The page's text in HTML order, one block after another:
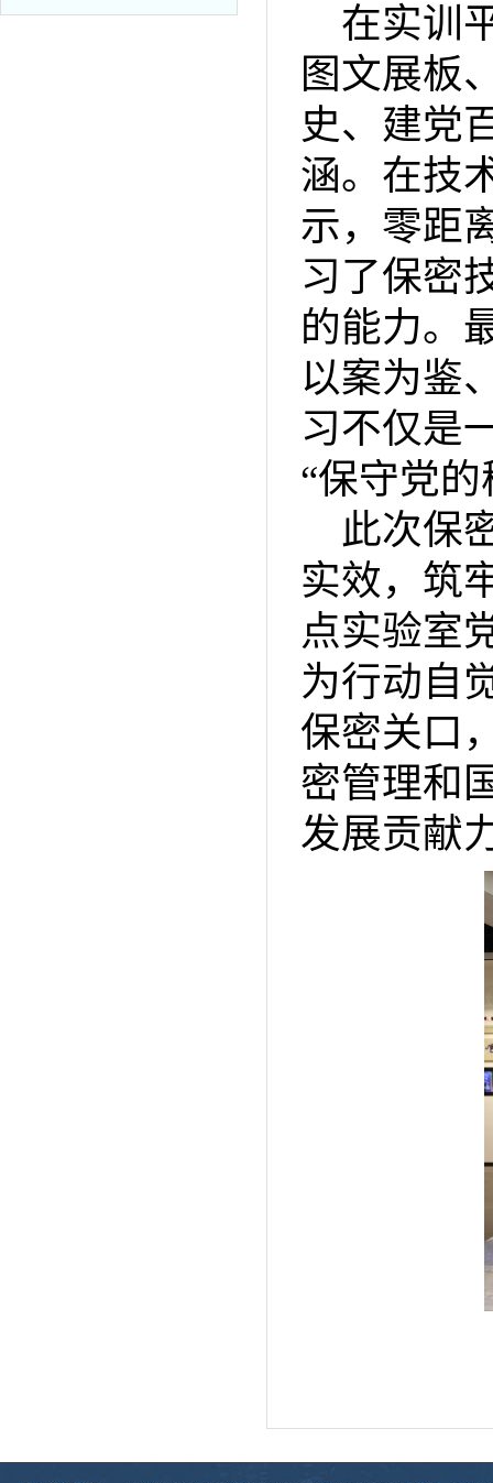
在实训
图文展板
史、建党
涵。在技
示，零距
习了保密
的能力。
以案为鉴
习不仅是
“保守党
此次保
实效，筑
点实验室
为行动自
保密关口
密管理和
发展贡献